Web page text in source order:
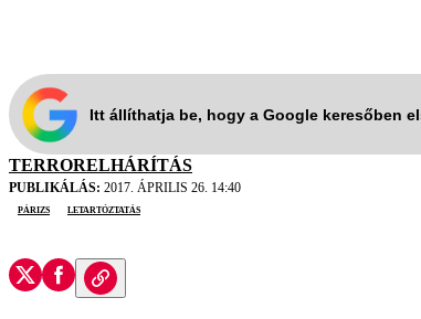
Itt állíthatja be, hogy a Google keresőben
TERRORELHÁRÍTÁS
PUBLIKÁLÁS: 2017. ÁPRILIS 26. 14:40
Párizs
letartóztatás